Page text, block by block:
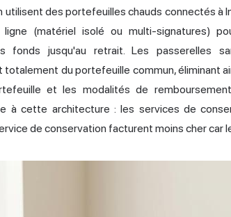
utilisent des portefeuilles chauds connectés à
(matériel isolé ou multi-signatures)
fonds jusqu'au retrait. Les passerelles
du portefeuille commun, éliminant
et les modalités de
à cette architecture : les services de
de conservation facturent moins cher car